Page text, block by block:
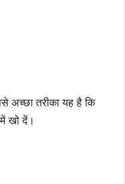
तरीका यह है कि
खो दें।